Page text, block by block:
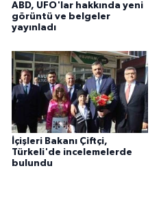
ABD, UFO'lar hakkında yeni
görüntü ve belgeler
yayınladı
İçişleri Bakanı Çiftçi,
Türkeli'de incelemelerde
bulundu